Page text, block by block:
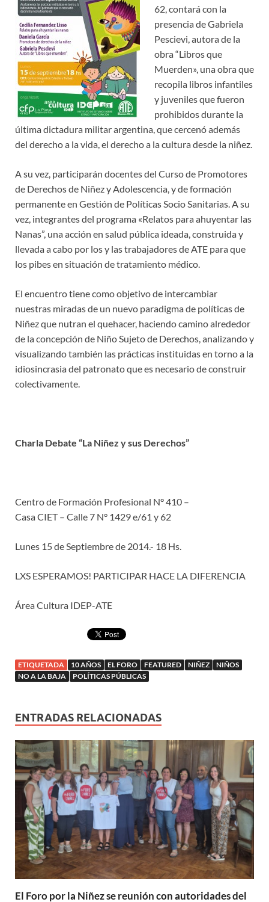
62, contará con la
presencia de Gabriela
Pescievi, autora de la
obra “Libros que
Muerden», una obra que
recopila libros infantiles
y juveniles que fueron
prohibidos durante la
última dictadura militar argentina, que cercenó además
del derecho a la vida, el derecho a la cultura desde la niñez.
A su vez, participarán docentes del Curso de Promotores
de Derechos de Niñez y Adolescencia, y de formación
permanente en Gestión de Políticas Socio Sanitarias. A su
vez, integrantes del programa «Relatos para ahuyentar las
Nanas”, una acción en salud pública ideada, construida y
llevada a cabo por los y las trabajadores de ATE para que
los pibes en situación de tratamiento médico.
El encuentro tiene como objetivo de intercambiar
nuestras miradas de un nuevo paradigma de políticas de
Niñez que nutran el quehacer, haciendo camino alrededor
de la concepción de Niño Sujeto de Derechos, analizando y
visualizando también las prácticas instituidas en torno a la
idiosincrasia del patronato que es necesario de construir
colectivamente.
Charla Debate “La Niñez y sus Derechos”
Centro de Formación Profesional N° 410 –
Casa CIET – Calle 7 N° 1429 e/61 y 62
Lunes 15 de Septiembre de 2014.- 18 Hs.
LXS ESPERAMOS! PARTICIPAR HACE LA DIFERENCIA
Área Cultura IDEP-ATE
ETIQUETADA 10 AÑOS EL FORO FEATURED NIÑEZ
NIÑOS
NO A LA BAJA
POLÍTICAS PÚBLICAS
ENTRADAS RELACIONADAS
El Foro por la Niñez se reunión con autoridades del